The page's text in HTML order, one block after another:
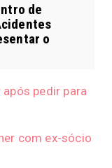
de
o
após pedir para
com ex-sócio